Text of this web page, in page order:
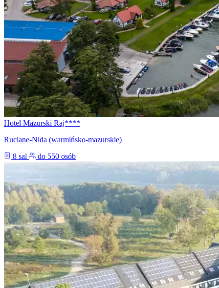
Hotel Mazurski Raj****
Ruciane-Nida (warmińsko-mazurskie)
8 sal
do 550 osób